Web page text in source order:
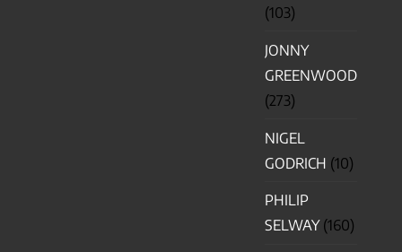
(103)
JONNY
GREENWOOD
(273)
NIGEL
GODRICH (10)
PHILIP
SELWAY(160)